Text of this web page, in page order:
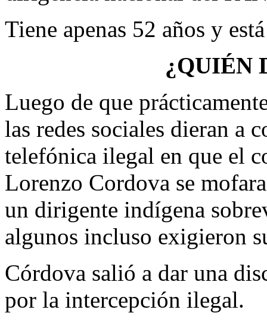
Tiene apenas 52 años y
¿QUIÉN
Luego de que
las redes sociales dieran a
telefónica ilegal en que el
Lorenzo Cordova se
un dirigente indígena
algunos incluso exigieron
Córdova salió a dar una
por la intercepción ilegal.